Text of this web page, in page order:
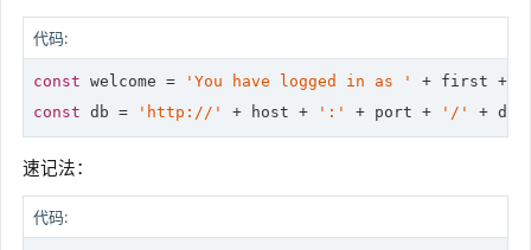
代码:
const welcome = 'You have logged in as ' + first +
const db = 'http://' + host + ':' + port + '/' +
速记法：
代码: